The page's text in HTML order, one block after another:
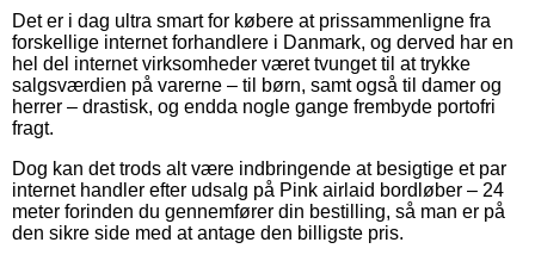
Det er i dag ultra smart for købere at prissammenligne fra
forskellige internet forhandlere i Danmark, og derved har en
hel del internet virksomheder været tvunget til at trykke
salgsværdien på varerne – til børn, samt også til damer og
herrer – drastisk, og endda nogle gange frembyde portofri
fragt.
Dog kan det trods alt være indbringende at besigtige et par
internet handler efter udsalg på Pink airlaid bordløber – 24
meter forinden du gennemfører din bestilling, så man er på
den sikre side med at antage den billigste pris.